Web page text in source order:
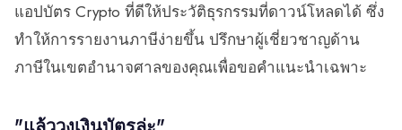
แอปบัตร Crypto ที่ดีให้ประวัติธุรกรรมที่ดาวน์โหลดได้ ซึ่ง
ทำให้การรายงานภาษีง่ายขึ้น ปรึกษาผู้เชี่ยวชาญด้าน
ภาษีในเขตอำนาจศาลของคุณเพื่อขอคำแนะนำเฉพาะ